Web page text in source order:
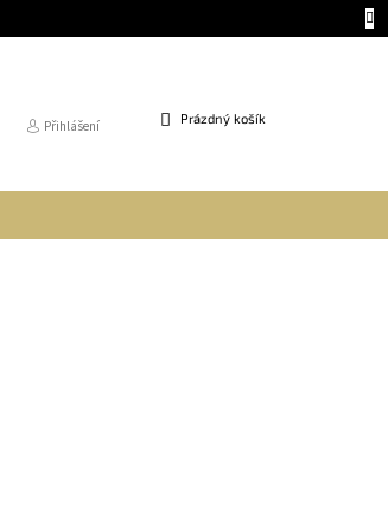
Přihlášení
NÁKUPNÍ
Prázdný košík